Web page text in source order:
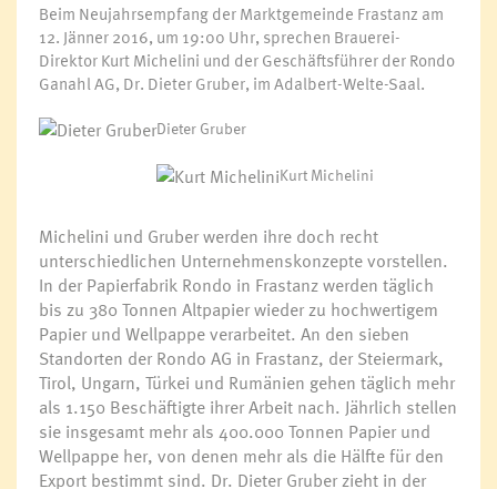
Beim Neujahrsempfang der Marktgemeinde Frastanz am
12. Jänner 2016, um 19:00 Uhr, sprechen Brauerei-
Direktor Kurt Michelini und der Geschäftsführer der Rondo
Ganahl AG, Dr. Dieter Gruber, im Adalbert-Welte-Saal.
Dieter Gruber
Kurt Michelini
Michelini und Gruber werden ihre doch recht
unterschiedlichen Unternehmenskonzepte vorstellen.
In der Papierfabrik Rondo in Frastanz werden täglich
bis zu 380 Tonnen Altpapier wieder zu hochwertigem
Papier und Wellpappe verarbeitet. An den sieben
Standorten der Rondo AG in Frastanz, der Steiermark,
Tirol, Ungarn, Türkei und Rumänien gehen täglich mehr
als 1.150 Beschäftigte ihrer Arbeit nach. Jährlich stellen
sie insgesamt mehr als 400.000 Tonnen Papier und
Wellpappe her, von denen mehr als die Hälfte für den
Export bestimmt sind. Dr. Dieter Gruber zieht in der